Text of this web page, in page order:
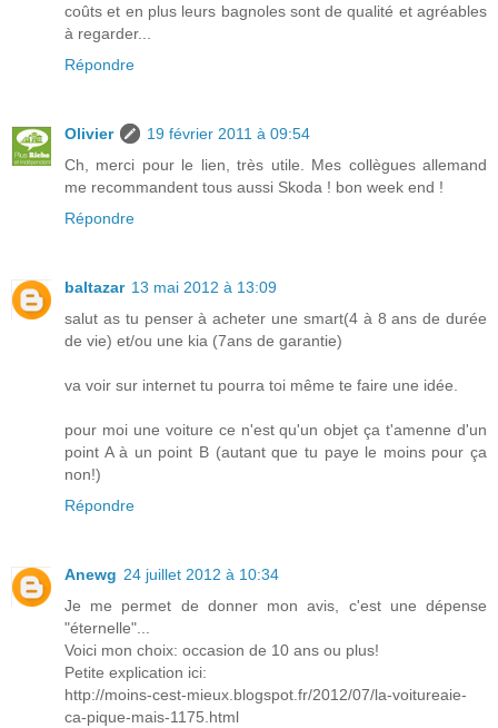
coûts et en plus leurs bagnoles sont de qualité et agréables
à regarder...
Répondre
Olivier
19 février 2011 à 09:54
Ch, merci pour le lien, très utile. Mes collègues allemand
me recommandent tous aussi Skoda ! bon week end !
Répondre
baltazar 13 mai 2012 à 13:09
salut as tu penser à acheter une smart(4 à 8 ans de durée
de vie) et/ou une kia (7ans de garantie)
va voir sur internet tu pourra toi même te faire une idée.
pour moi une voiture ce n'est qu'un objet ça t'amenne d'un
point A à un point B (autant que tu paye le moins pour ça
non!)
Répondre
Anewg 24 juillet 2012 à 10:34
Je me permet de donner mon avis, c'est une dépense
"éternelle"...
Voici mon choix: occasion de 10 ans ou plus!
Petite explication ici:
http://moins-cest-mieux.blogspot.fr/2012/07/la-voitureaie-
ca-pique-mais-1175.html